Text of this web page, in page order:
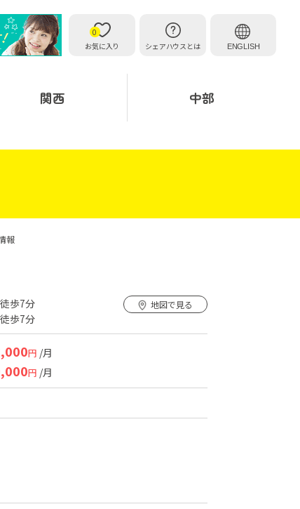
お気に入り
0
シェアハウスとは
ENGLISH
関西 中部
報
歩7分
歩7分
地図で見る
円 /月
円 /月